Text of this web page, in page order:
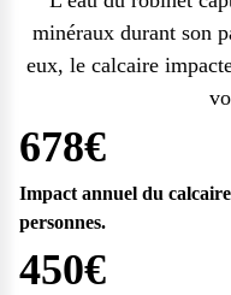
minéraux durant son
eux, le calcaire
678€
Impact annuel du
personnes.
450€